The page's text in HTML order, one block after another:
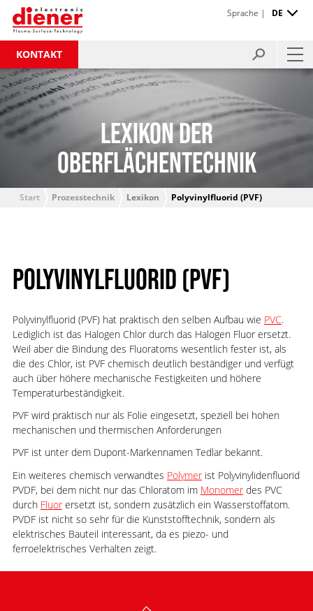
KONTAKT
Sprache | DE
LEXIKON DER
OBERFLÄCHENTECHNIK
Start Prozesstechnik Lexikon Polyvinylfluorid (PVF)
POLYVINYLFLUORID (PVF)
Polyvinylfluorid (PVF) hat praktisch den selben Aufbau wie PVC.
Lediglich ist das Halogen Chlor durch das Halogen Fluor ersetzt.
Weil aber die Bindung des Fluoratoms wesentlich fester ist, als
die des Chlor, ist PVF chemisch deutlich beständiger und verfügt
auch über höhere mechanische Festigkeiten und höhere
Temperaturbeständigkeit.
PVF wird praktisch nur als Folie eingesetzt, speziell bei hohen
mechanischen und thermischen Anforderungen
PVF ist unter dem Dupont-Markennamen Tedlar bekannt.
Ein weiteres chemisch verwandtes Polymerist Polyvinylidenfluorid
PVDF, bei dem nicht nur das Chloratom im Monomerdes PVC
durch Fluorersetzt ist, sondern zusätzlich ein Wasserstoffatom.
PVDF ist nicht so sehr für die Kunststofftechnik, sondern als
elektrisches Bauteil interessant, da es piezo- und
ferroelektrisches Verhalten zeigt.